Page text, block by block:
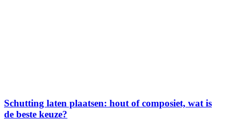
Schutting laten plaatsen: hout of composiet, wat is
de beste keuze?